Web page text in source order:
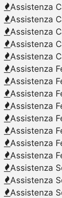
Assistenza
Assistenza
Assistenza
Assistenza
Assistenza
Assistenza
Assistenza
Assistenza
Assistenza
Assistenza
Assistenza
Assistenza
Assistenza
Assistenza
Assistenza
Assistenza